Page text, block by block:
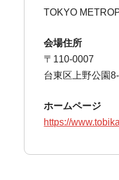
TOKYO
会場住所
〒110-0007
台東区上野公園
ホームページ
https://